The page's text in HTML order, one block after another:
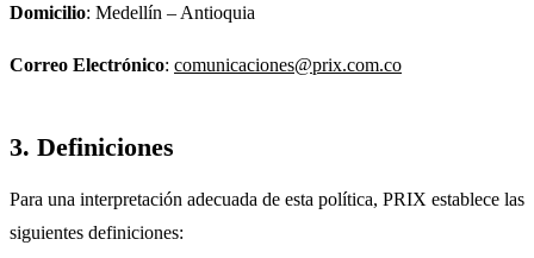
Domicilio: Medellín – Antioquia
Correo Electrónico: comunicaciones@prix.com.co
3. Definiciones
Para una interpretación adecuada de esta política, PRIX establece las
siguientes definiciones: